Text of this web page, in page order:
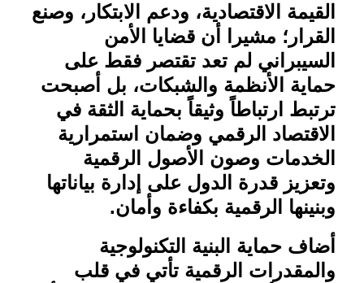
القيمة الاقتصادية، ودعم الابتكار، وصنع
القرار؛ مشيرا أن قضايا الأمن
السيبراني لم تعد تقتصر فقط على
حماية الأنظمة والشبكات، بل أصبحت
ترتبط ارتباطاً وثيقاً بحماية الثقة في
الاقتصاد الرقمي وضمان استمرارية
الخدمات وصون الأصول الرقمية
وتعزيز قدرة الدول على إدارة بياناتها
وبنينها الرقمية بكفاءة وأمان.
أضاف حماية البنية التكنولوجية
والمقدرات الرقمية تأتي في قلب